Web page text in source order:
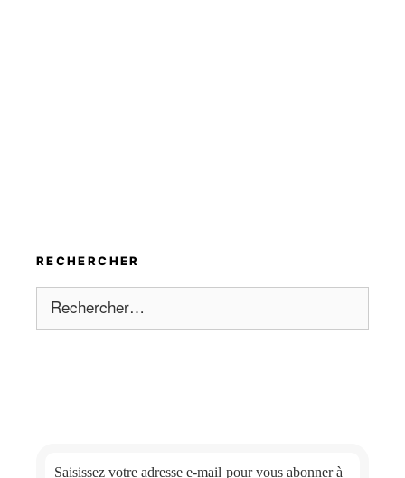
RECHERCHER
Rechercher :
Saisissez votre adresse e-mail pour vous abonner à